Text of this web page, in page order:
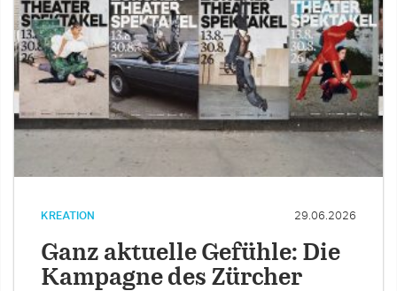
KREATION 29.06.2026
Ganz aktuelle Gefühle: Die
Kampagne des Zürcher